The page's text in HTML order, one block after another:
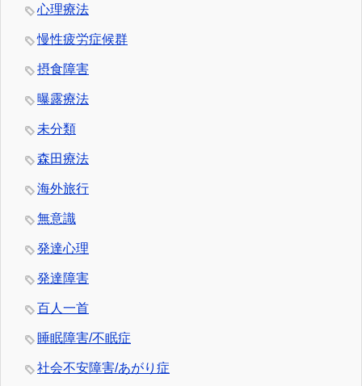
心理療法
慢性疲労症候群
摂食障害
曝露療法
未分類
森田療法
海外旅行
無意識
発達心理
発達障害
百人一首
睡眠障害/不眠症
社会不安障害/あがり症